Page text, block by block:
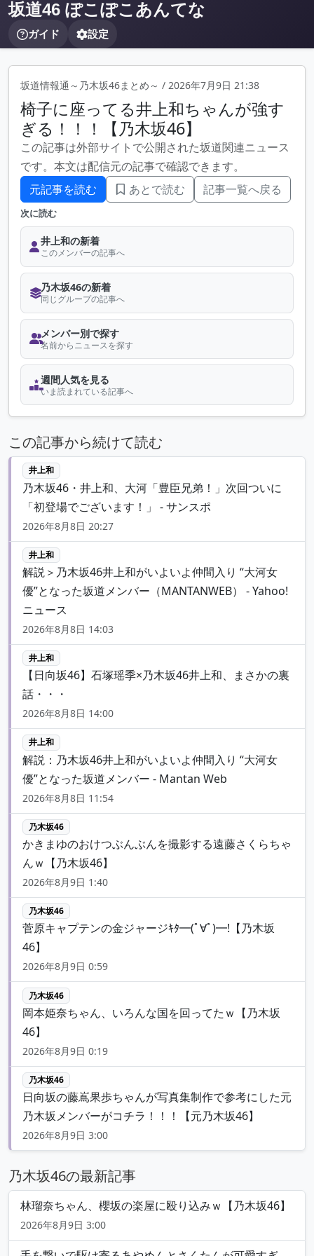
坂道46 ぽこぽこあんてな
ガイド 設定
坂道情報通～乃木坂46まとめ～ / 2026年7月9日 21:38
椅子に座ってる井上和ちゃんが強す
ぎる！！！【乃木坂46】
この記事は外部サイトで公開された坂道関連ニュース
です。本文は配信元の記事で確認できます。
元記事を読む
あとで読む 記事一覧へ戻る
次に読む
井上和の新着
このメンバーの記事へ
乃木坂46の新着
同じグループの記事へ
メンバー別で探す
名前からニュースを探す
週間人気を見る
いま読まれている記事へ
この記事から続けて読む
井上和
乃木坂46・井上和、大河「豊臣兄弟！」次回ついに
「初登場でございます！」 - サンスポ
2026年8月8日 20:27
井上和
解説＞乃木坂46井上和がいよいよ仲間入り “大河女
優”となった坂道メンバー（MANTANWEB） - Yahoo!
ニュース
2026年8月8日 14:03
井上和
【日向坂46】石塚瑶季×乃木坂46井上和、まさかの裏
話・・・
2026年8月8日 14:00
井上和
解説：乃木坂46井上和がいよいよ仲間入り “大河女
優”となった坂道メンバー - Mantan Web
2026年8月8日 11:54
乃木坂46
かきまゆのおけつぶんぶんを撮影する遠藤さくらちゃ
んｗ【乃木坂46】
2026年8月9日 1:40
乃木坂46
菅原キャプテンの金ジャージｷﾀ━(ﾟ∀ﾟ)━!【乃木坂
46】
2026年8月9日 0:59
乃木坂46
岡本姫奈ちゃん、いろんな国を回ってたｗ【乃木坂
46】
2026年8月9日 0:19
乃木坂46
日向坂の藤嶌果歩ちゃんが写真集制作で参考にした元
乃木坂メンバーがコチラ！！！【元乃木坂46】
2026年8月9日 3:00
乃木坂46の最新記事
林瑠奈ちゃん、櫻坂の楽屋に殴り込みｗ【乃木坂46】
2026年8月9日 3:00